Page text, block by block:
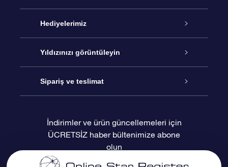
Hizmet
İletişim
Blogu
Değerlendirmeler
Hediyelerimiz
Çevrimiçi Yıldız Hediyesi
OSR Hediye Paketi
OSR Hediye Kartı
Yıldızınızı görüntüleyin
Star Register
Kişiselleştirilmiş Yıldız Sayfası
Sipariş ve teslimat
Ödeme bilgileri
İndirimler ve ürün güncellemeleri için
ÜCRETSİZ haber bültenimize abone
olun